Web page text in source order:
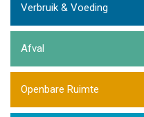
Verbruik & Voeding
Afval
Openbare Ruimte